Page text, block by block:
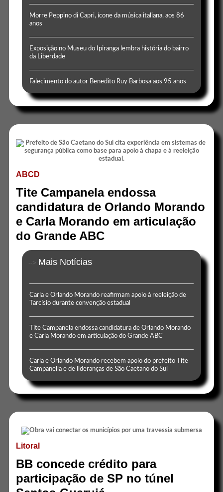
Morre Peppino di Capri, ícone da música italiana, aos 86
anos
Exposição no Museu do Ipiranga lembra história do bairro
da Liberdade
Falecimento do autor Benedito Ruy Barbosa aos 95 anos
ABCD
Tite Campanela endossa
candidatura de Orlando Morando
e Carla Morando em articulação
do Grande ABC
--> Mais Notícias
Carla e Orlando Morando reafirmam apoio à reeleição de
Tarcísio durante convenção estadual
Tite Campanela endossa candidatura de Orlando Morando
e Carla Morando em articulação do Grande ABC
Carla e Orlando Morando recebem apoio do prefeito Tite
Campanella e de lideranças de São Caetano do Sul
Litoral
BB concede crédito para
participação de SP no túnel